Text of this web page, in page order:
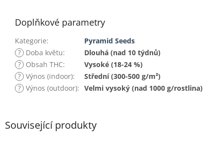
Související produkty
Doplňkové parametry
Kategorie:
Pyramid Seeds
? Doba květu:
Dlouhá (nad 10 týdnů)
? Obsah THC:
Vysoké (18-24 %)
? Výnos (indoor):
Střední (300-500 g/m²)
? Výnos (outdoor): Velmi vysoký (nad 1000 g/rostlina)